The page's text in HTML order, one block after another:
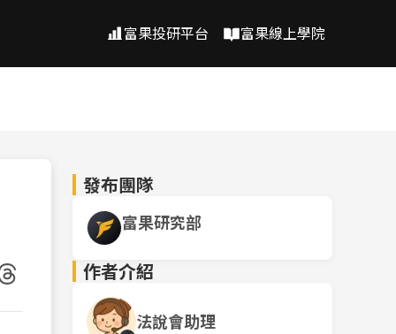
富果投研平台 富果線上學院
發布團隊
富果研究部
作者介紹
法說會助理